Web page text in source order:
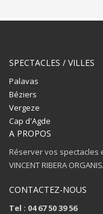
SPECTACLES / VILLES
Palavas
Béziers
Vergeze
Cap d'Agde
A PROPOS
Réserver vos spectacles
VINCENT RIBERA
CONTACTEZ-NOUS
Tel : 04 67 50 39 56